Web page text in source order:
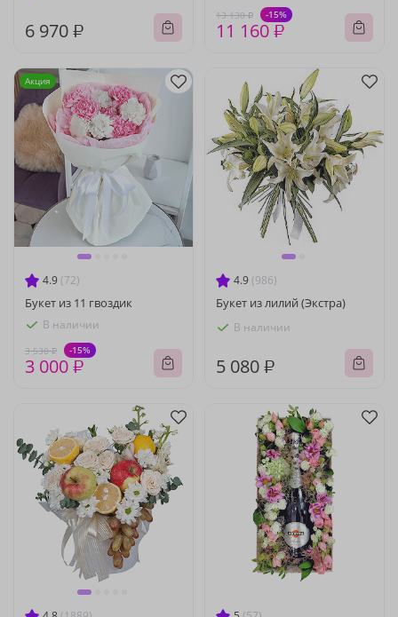
6 970 ₽
13 130 ₽ -15%
11 160 ₽
4.9 (72)
Букет из 11 гвоздик
В наличии
3 530 ₽ -15%
3 000 ₽
Акция
4.9 (986)
Букет из лилий (Экстра)
В наличии
5 080 ₽